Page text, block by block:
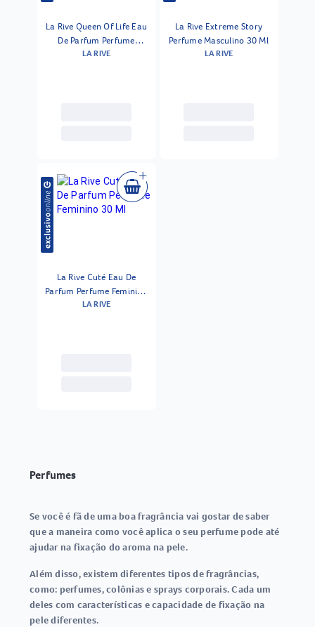
La Rive Queen Of Life Eau
De Parfum Perfume
Feminino 30 Ml
LA RIVE
La Rive Extreme Story
Perfume Masculino 30 Ml
LA RIVE
La Rive Cuté Eau De
Parfum Perfume Feminino
30 Ml
LA RIVE
Perfumes
Se você é fã de uma boa fragrância vai gostar de saber
que a maneira como você aplica o seu perfume pode até
ajudar na fixação do aroma na pele.
Além disso, existem diferentes tipos de fragrâncias,
como: perfumes, colônias e sprays corporais. Cada um
deles com características e capacidade de fixação na
pele diferentes.